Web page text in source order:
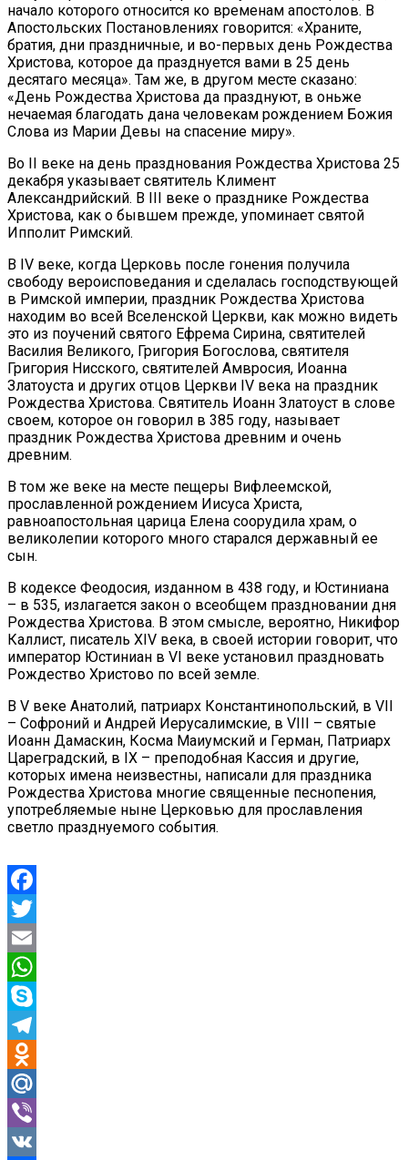
начало которого относится ко временам апостолов. В
Апостольских Постановлениях говорится: «Храните,
братия, дни праздничные, и во-первых день Рождества
Христова, которое да празднуется вами в 25 день
десятаго месяца». Там же, в другом месте сказано:
«День Рождества Христова да празднуют, в оньже
нечаемая благодать дана человекам рождением Божия
Слова из Марии Девы на спасение миру».
Во II веке на день празднования Рождества Христова 25
декабря указывает святитель Климент
Александрийский. В III веке о празднике Рождества
Христова, как о бывшем прежде, упоминает святой
Ипполит Римский.
В IV веке, когда Церковь после гонения получила
свободу вероисповедания и сделалась господствующей
в Римской империи, праздник Рождества Христова
находим во всей Вселенской Церкви, как можно видеть
это из поучений святого Ефрема Сирина, святителей
Василия Великого, Григория Богослова, святителя
Григория Нисского, святителей Амвросия, Иоанна
Златоуста и других отцов Церкви IV века на праздник
Рождества Христова. Святитель Иоанн Златоуст в слове
своем, которое он говорил в 385 году, называет
праздник Рождества Христова древним и очень
древним.
В том же веке на месте пещеры Вифлеемской,
прославленной рождением Иисуса Христа,
равноапостольная царица Елена соорудила храм, о
великолепии которого много старался державный ее
сын.
В кодексе Феодосия, изданном в 438 году, и Юстиниана
– в 535, излагается закон о всеобщем праздновании дня
Рождества Христова. В этом смысле, вероятно, Никифор
Каллист, писатель XIV века, в своей истории говорит, что
император Юстиниан в VI веке установил праздновать
Рождество Христово по всей земле.
В V веке Анатолий, патриарх Константинопольский, в VII
– Софроний и Андрей Иерусалимские, в VIII – святые
Иоанн Дамаскин, Косма Маиумский и Герман, Патриарх
Цареградский, в IX – преподобная Кассия и другие,
которых имена неизвестны, написали для праздника
Рождества Христова многие священные песнопения,
употребляемые ныне Церковью для прославления
светло празднуемого события.
Facebook
Twitter
Email
WhatsApp
Skype
Telegram
Odnoklassniki
Mail.Ru
Viber